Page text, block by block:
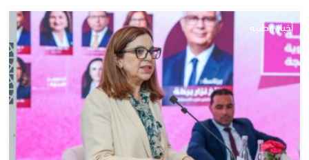
أخبار وطنية